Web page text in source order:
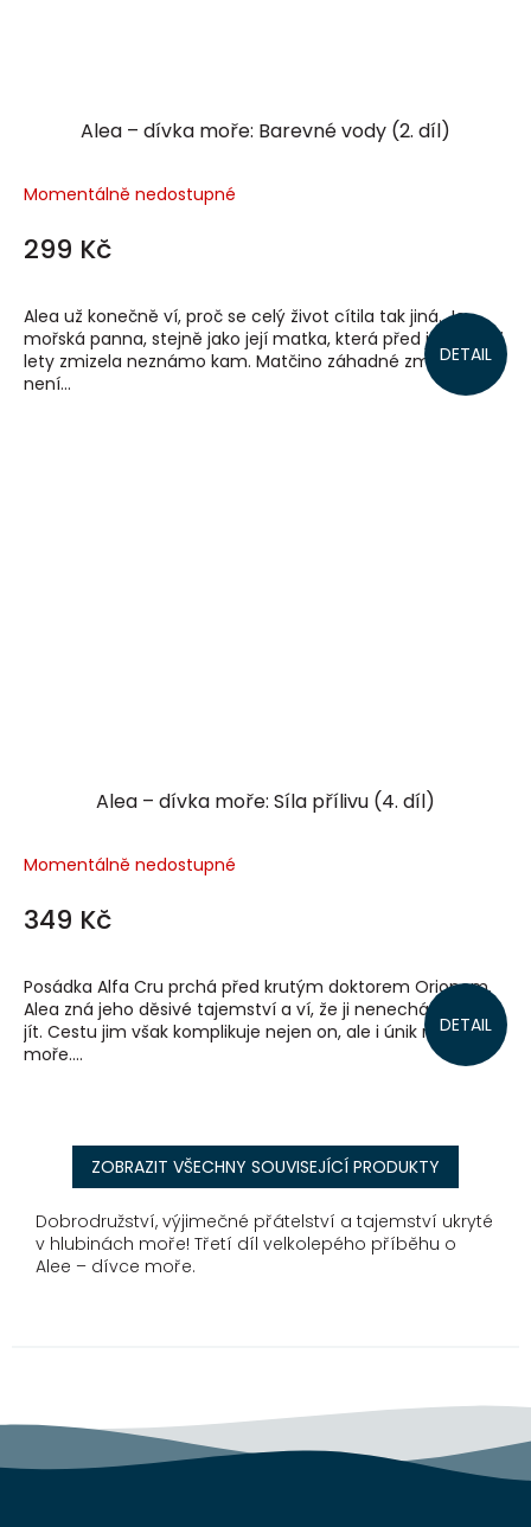
Alea – dívka moře: Barevné vody (2. díl)
Momentálně nedostupné
299 Kč
DETAIL
Alea už konečně ví, proč se celý život cítila tak jiná. Je
mořská panna, stejně jako její matka, která před jedenácti
lety zmizela neznámo kam. Matčino záhadné zmizení
není...
Alea – dívka moře: Síla přílivu (4. díl)
Momentálně nedostupné
349 Kč
DETAIL
Posádka Alfa Cru prchá před krutým doktorem Orionem.
Alea zná jeho děsivé tajemství a ví, že ji nenechá jen tak
jít. Cestu jim však komplikuje nejen on, ale i únik ropy do
moře....
ZOBRAZIT VŠECHNY SOUVISEJÍCÍ PRODUKTY
Dobrodružství, výjimečné přátelství a tajemství ukryté
v hlubinách moře! Třetí díl velkolepého příběhu o
Alee – dívce moře.